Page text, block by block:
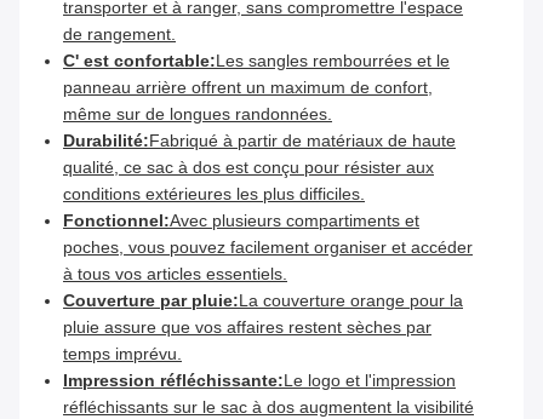
transporter et à ranger, sans compromettre l'espace
de rangement.
C' est confortable:Les sangles rembourrées et le
panneau arrière offrent un maximum de confort,
même sur de longues randonnées.
Durabilité:Fabriqué à partir de matériaux de haute
qualité, ce sac à dos est conçu pour résister aux
conditions extérieures les plus difficiles.
Fonctionnel:Avec plusieurs compartiments et
poches, vous pouvez facilement organiser et accéder
à tous vos articles essentiels.
Couverture par pluie:La couverture orange pour la
pluie assure que vos affaires restent sèches par
temps imprévu.
Impression réfléchissante:Le logo et l'impression
réfléchissants sur le sac à dos augmentent la visibilité